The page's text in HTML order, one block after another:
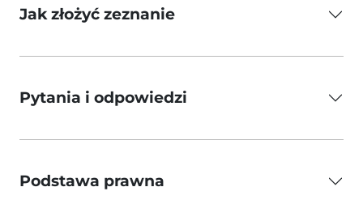
Jak złożyć zeznanie
Pytania i odpowiedzi
Podstawa prawna